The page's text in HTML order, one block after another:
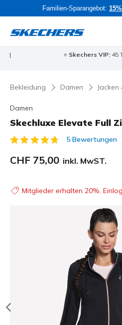
Familien-Sparangebot:
Skechers VIP:45 Tage
Jetzt
Bekleidung Damen Jacken
Damen
Skechluxe Elevate Full
3.7 von 5 Kundenbewertungen
5 Bewertungen
CHF 75,00 inkl. MwST.
Mitglieder erhalten 20%.